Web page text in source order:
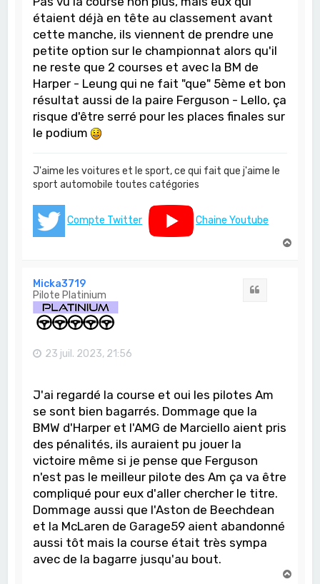
étaient déjà en tête au classement avant
cette manche, ils viennent de prendre une
petite option sur le championnat alors qu'il
ne reste que 2 courses et avec la BM de
Harper - Leung qui ne fait "que" 5ème et bon
résultat aussi de la paire Ferguson - Lello, ça
risque d'être serré pour les places finales sur
le podium
J'aime les voitures et le sport, ce qui fait que j'aime le
sport automobile toutes catégories
Compte Twitter
Chaine Youtube
Micka3719
Pilote Platinium
23 juil. 2023, 21:56
J'ai regardé la course et oui les pilotes Am
se sont bien bagarrés. Dommage que la
BMW d'Harper et l'AMG de Marciello aient pris
des pénalités, ils auraient pu jouer la
victoire même si je pense que Ferguson
n'est pas le meilleur pilote des Am ça va être
compliqué pour eux d'aller chercher le titre.
Dommage aussi que l'Aston de Beechdean
et la McLaren de Garage59 aient abandonné
aussi tôt mais la course était très sympa
avec de la bagarre jusqu'au bout.